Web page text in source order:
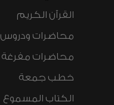
القرآن الكريم
محاضرات ودروس
محاضرات مفرغة
خطب جمعة
الكتاب المسموع